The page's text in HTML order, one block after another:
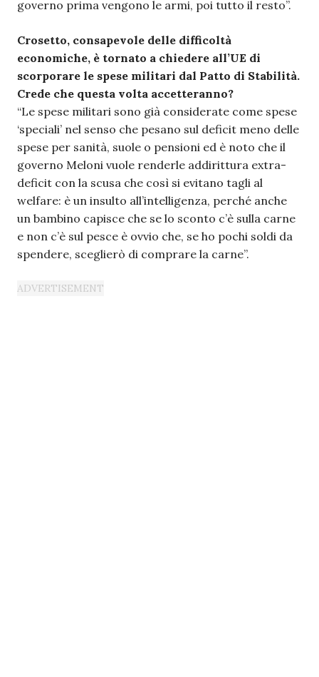
governo prima vengono le armi, poi tutto il resto”.
Crosetto, consapevole delle difficoltà
economiche, è tornato a chiedere all’UE di
scorporare le spese militari dal Patto di Stabilità.
Crede che questa volta accetteranno?
“Le spese militari sono già considerate come spese
‘speciali’ nel senso che pesano sul deficit meno delle
spese per sanità, suole o pensioni ed è noto che il
governo Meloni vuole renderle addirittura extra-
deficit con la scusa che così si evitano tagli al
welfare: è un insulto all’intelligenza, perché anche
un bambino capisce che se lo sconto c’è sulla carne
e non c’è sul pesce è ovvio che, se ho pochi soldi da
spendere, sceglierò di comprare la carne”.